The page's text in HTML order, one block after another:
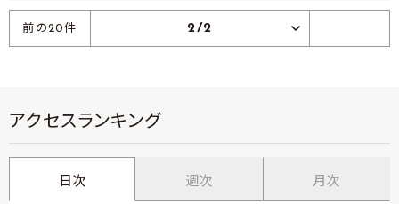
前の20件 2/2
アクセスランキング
日次 週次 月次